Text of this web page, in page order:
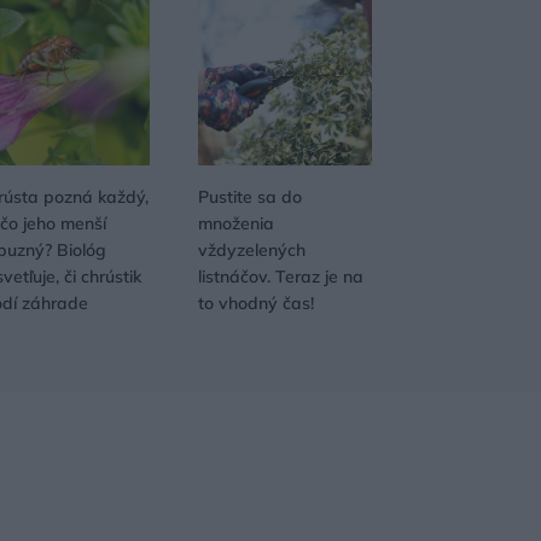
pozná každý,
jeho menší
Biológ
či chrústik
záhrade
Pustite sa do
množenia
vždyzelených
listnáčov. Teraz je na
to vhodný čas!